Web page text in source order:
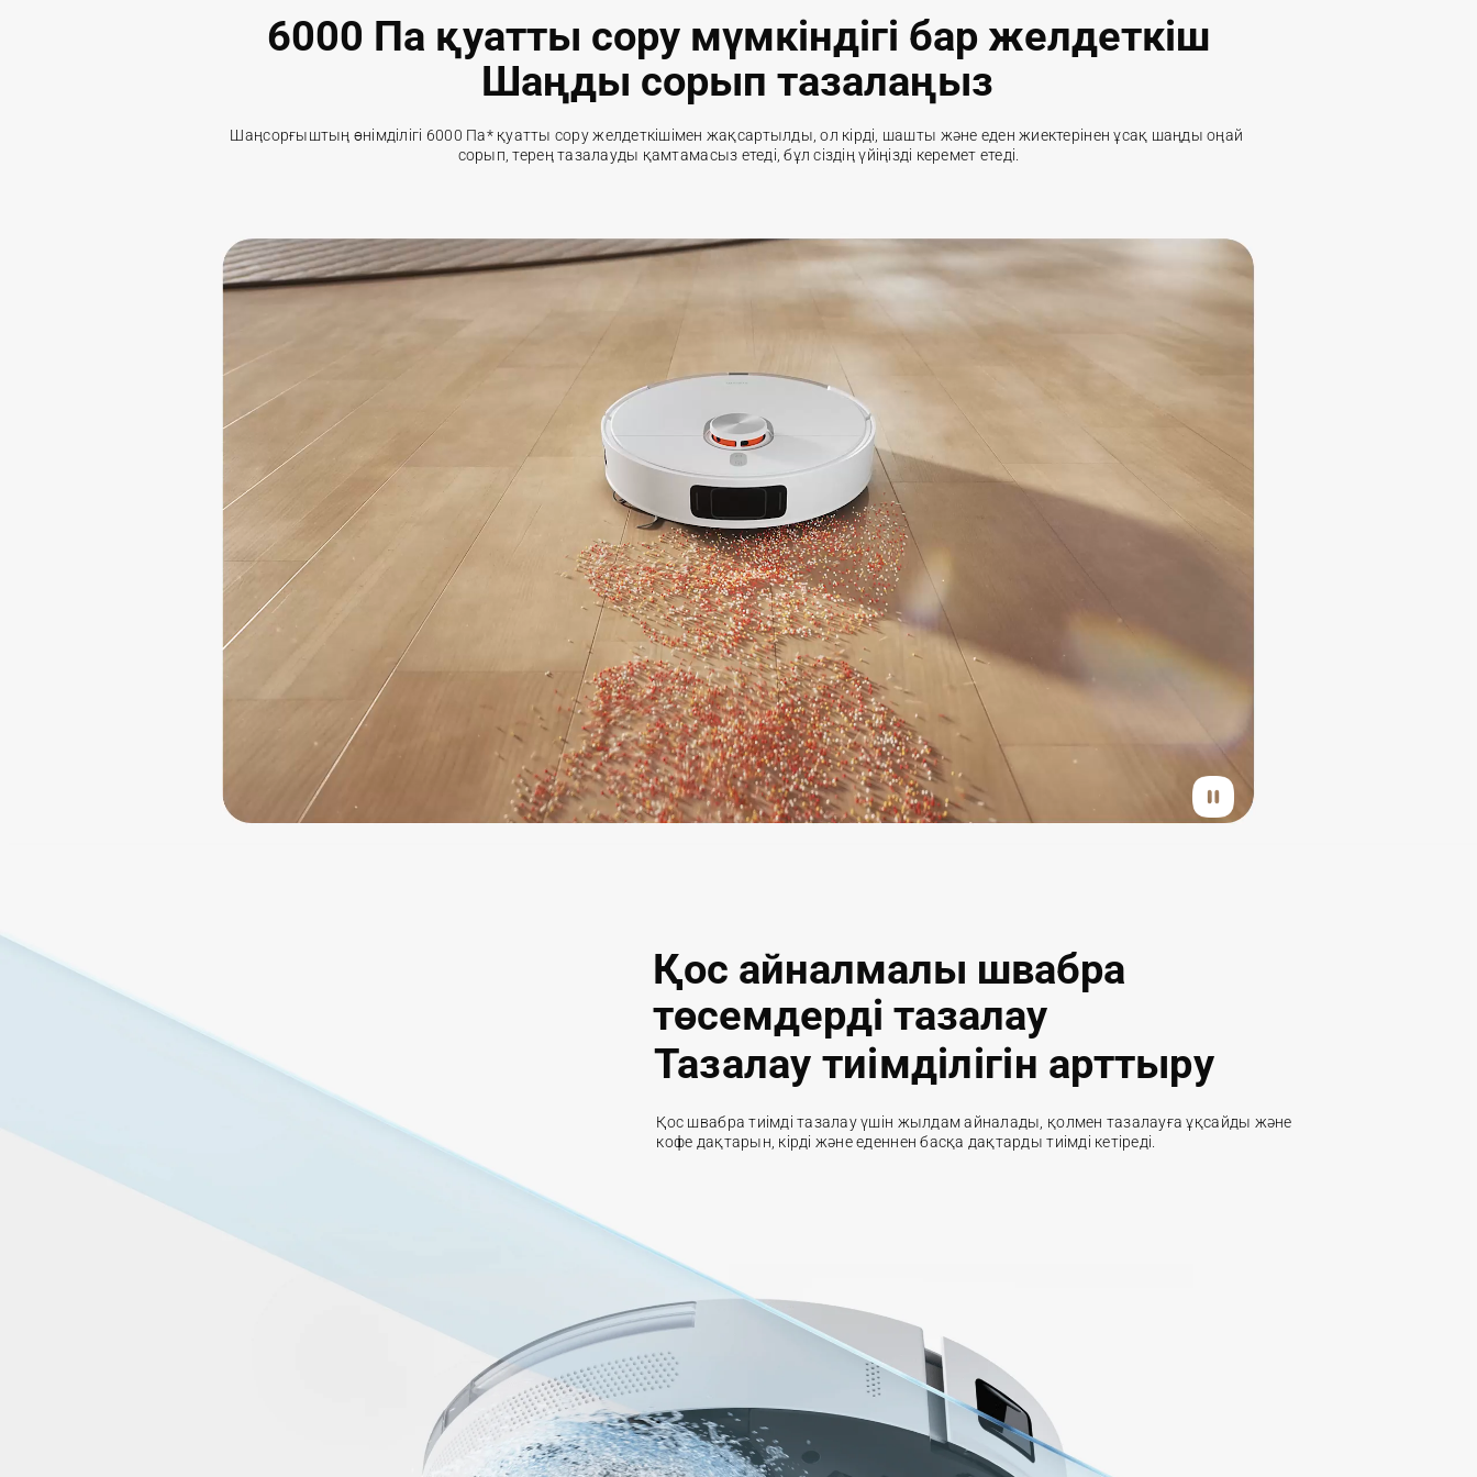
6000 Па қуатты сору мүмкіндігі бар желдеткіш
Шаңды сорып тазалаңыз
Шаңсорғыштың өнімділігі 6000 Па* қуатты сору желдеткішімен жақсартылды, ол кірді, шашты және еден жиектерінен ұсақ шаңды оңай
сорып, терең тазалауды қамтамасыз етеді, бұл сіздің үйіңізді керемет етеді.
Қос айналмалы швабра
төсемдерді тазалау
Тазалау тиімділігін арттыру
Қос швабра тиімді тазалау үшін жылдам айналады, қолмен тазалауға ұқсайды және
кофе дақтарын, кірді және еденнен басқа дақтарды тиімді кетіреді.